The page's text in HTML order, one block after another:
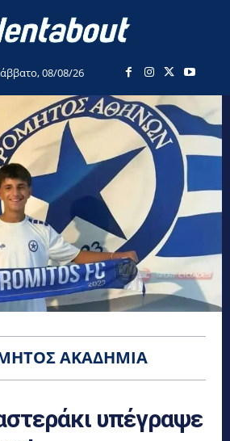
08/08/26
ΑΚΑΔΗΜΊΑ
υπέγραψε